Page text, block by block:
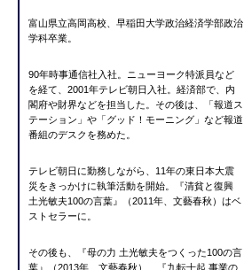
富山県立高岡高校、早稲田大学政治経済学部政治
学科卒業。
90年時事通信社入社。ニューヨーク特派員など
を経て、2001年テレビ朝日入社。経済部で、内
閣府や財界などを担当した。その後は、「報道ス
テーション」や「グッド！モーニング」など報道
番組のデスクを務めた。
テレビ朝日に勤務しながら、11年の東日本大震
災をきっかけに執筆活動を開始。『清貧と復興
土光敏夫100の言葉』（2011年、文藝春秋）はベ
ストセラーに。
その後も、『母の力 土光敏夫をつくった100の言
葉』（2013年、文藝春秋）、『九転十起 事業の